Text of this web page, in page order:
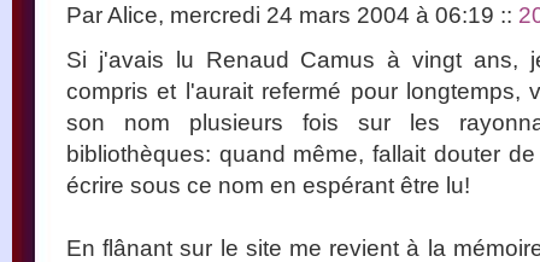
Par Alice, mercredi 24 mars 2004 à 06:19 ::
Si j'avais lu Renaud Camus à vingt ans,
compris et l'aurait refermé pour longtemps,
son nom plusieurs fois sur les
bibliothèques: quand même, fallait douter
écrire sous ce nom en espérant être lu!
En flânant sur le site me revient à la